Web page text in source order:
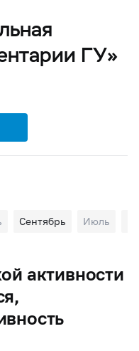
ГУ»
Сентябрь Июль
активности